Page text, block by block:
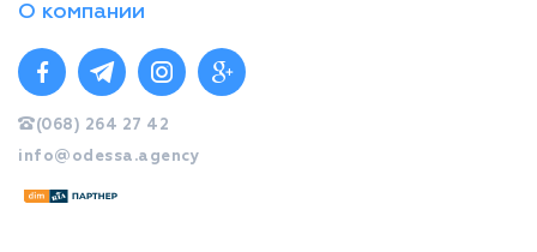
О компании
(068) 264 27 42
info@odessa.agency